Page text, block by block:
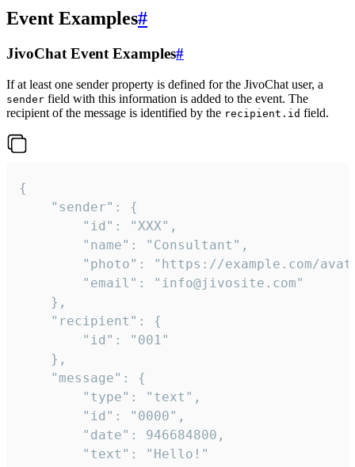
Event Examples#
JivoChat Event Examples#
If at least one sender property is defined for the JivoChat user, a
sender field with this information is added to the event. The
recipient of the message is identified by the recipient.id field.
{